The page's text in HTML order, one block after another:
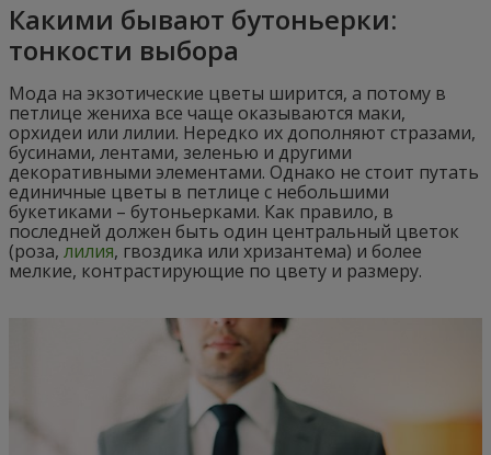
Какими бывают бутоньерки:
тонкости выбора
Мода на экзотические цветы ширится, а потому в
петлице жениха все чаще оказываются маки,
орхидеи или лилии. Нередко их дополняют стразами,
бусинами, лентами, зеленью и другими
декоративными элементами. Однако не стоит путать
единичные цветы в петлице с небольшими
букетиками – бутоньерками. Как правило, в
последней должен быть один центральный цветок
(роза, лилия, гвоздика или хризантема) и более
мелкие, контрастирующие по цвету и размеру.